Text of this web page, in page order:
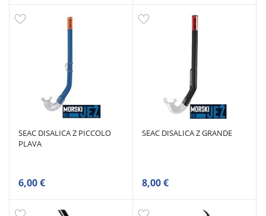
SEAC DISALICA Z PICCOLO
PLAVA
6,00 €
SEAC DISALICA Z GRANDE
8,00 €